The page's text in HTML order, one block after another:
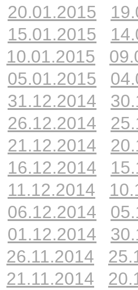
20.01.2015
15.01.2015
10.01.2015
05.01.2015
31.12.2014
26.12.2014
21.12.2014
16.12.2014
11.12.2014
06.12.2014
01.12.2014
26.11.2014
21.11.2014